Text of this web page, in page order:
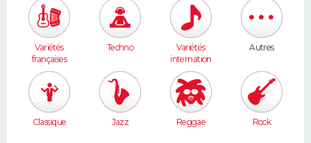
Variétés
françaises
Techno
Variétés
internation
ales
Autres
Classique Jazz Reggae Rock